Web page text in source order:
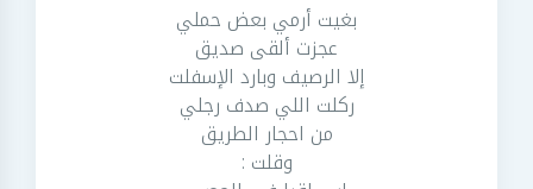
بغيت أرمي بعض حملي
عجزت ألقى صديق
إلا الرصيف وبارد الإسفلت
ركلت اللي صدف رجلي
من احجار الطريق
وقلت :